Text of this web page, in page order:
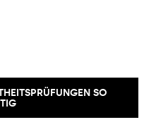
SO